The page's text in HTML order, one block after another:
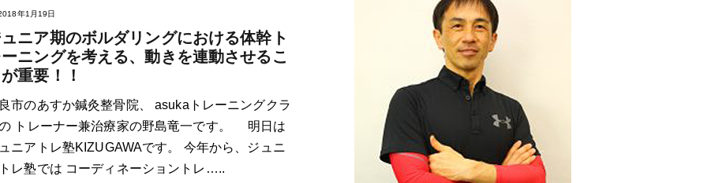
年1月19日
ニア期のボルダリングにおける体幹ト
ニングを考える、動きを連動させるこ
重要！！
市のあすか鍼灸整骨院、 asukaトレーニングクラ
トレーナー兼治療家の野島竜一です。 明日は
ニアトレ塾KIZUGAWAです。 今年から、ジュニ
レ塾では コーディネーショントレ…..